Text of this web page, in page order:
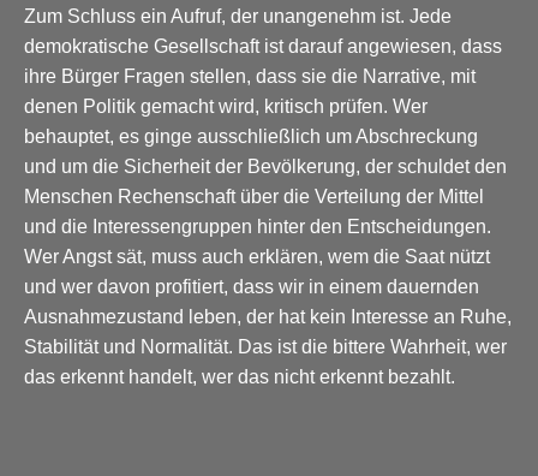
Zum Schluss ein Aufruf, der unangenehm ist. Jede
demokratische Gesellschaft ist darauf angewiesen, dass
ihre Bürger Fragen stellen, dass sie die Narrative, mit
denen Politik gemacht wird, kritisch prüfen. Wer
behauptet, es ginge ausschließlich um Abschreckung
und um die Sicherheit der Bevölkerung, der schuldet den
Menschen Rechenschaft über die Verteilung der Mittel
und die Interessengruppen hinter den Entscheidungen.
Wer Angst sät, muss auch erklären, wem die Saat nützt
und wer davon profitiert, dass wir in einem dauernden
Ausnahmezustand leben, der hat kein Interesse an Ruhe,
Stabilität und Normalität. Das ist die bittere Wahrheit, wer
das erkennt handelt, wer das nicht erkennt bezahlt.